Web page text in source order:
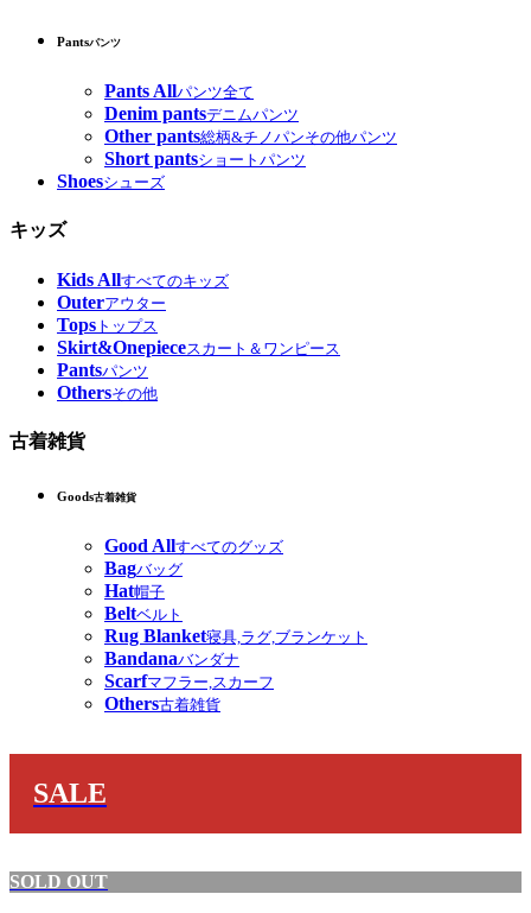
Pantsパンツ
Pants Allパンツ全て
Denim pantsデニムパンツ
Other pants総柄&チノパンその他パンツ
Short pantsショートパンツ
Shoesシューズ
キッズ
Kids Allすべてのキッズ
Outerアウター
Tops トップス
Skirt&Onepieceスカート＆ワンピース
Pantsパンツ
Othersその他
古着雑貨
Goods古着雑貨
Good Allすべてのグッズ
Bagバッグ
Hat帽子
Beltベルト
Rug Blanket寝具,ラグ,ブランケット
Bandanaバンダナ
Scarfマフラー,スカーフ
Others古着雑貨
SALE
SOLD OUT